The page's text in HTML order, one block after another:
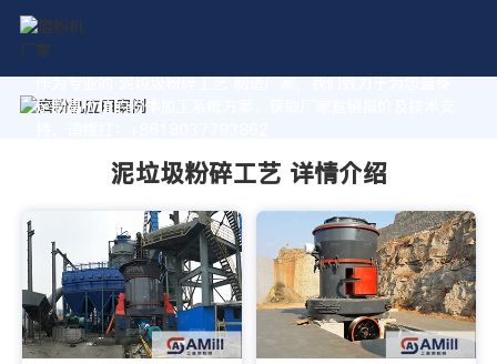
作为专业的 泥垃圾粉碎工艺 制造厂家，我们致力于为您量身
定制高价值的粉体加工系统方案。获取厂家直销报价及技术支
泥垃圾粉碎工艺 详情介绍